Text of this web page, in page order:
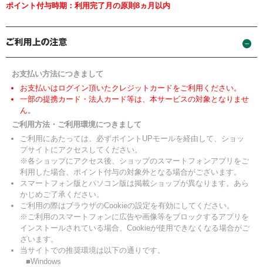
ポイント付与時期：利用完了月の原則8ヵ月以内
お支払い方法につきまして
お支払いはログイン頂いたクレジットカードをご利用ください。
一部の提携カード・法人カード等は、本サービスの対象となりませ
ん。
ご利用方法・ご利用環境につきまして
ご利用にあたっては、必ずポイントUPモールを経由して、ショッ
プサイトにアクセスしてください。
※各ショップにアクセス後、ショップのスマートフォンアプリをご
利用した場合、ポイント付与の対象外となる場合がございます。
スマートフォン版とパソコン版は掲載ショップが異なります。あら
かじめご了承ください。
ご利用の際はブラウザのCookieの設定を有効にしてください。
※ご利用のスマートフォンに広告や画像等をブロックするアプリを
インストールされている場合、Cookieが使用できなくなる場合がご
ざいます。
当サイトでの推奨環境は以下の通りです。
■Windows